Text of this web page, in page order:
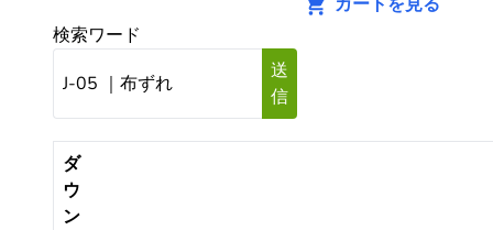
検索ワード
送
信
ダ
ウ
ン